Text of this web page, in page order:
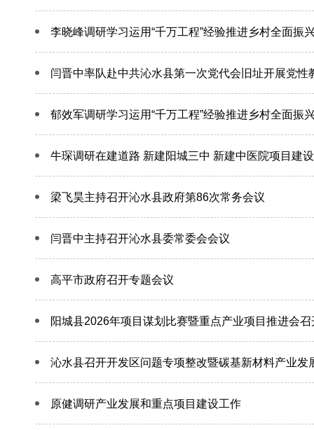
李晓峰调研学习运用“千万工程”经验推进乡村全面振
闫晋中率队赴中共沁水县第一次党代会旧址开展党性
郁效军调研学习运用“千万工程”经验推进乡村全面振
牛琛调研在建道路 新建阳城三中 新建中医院项目建设
梁飞昊主持召开沁水县政府第86次常务会议
闫晋中主持召开沁水县委常委会会议
高平市政府召开专题会议
阳城县2026年项目谋划比赛暨重点产业项目推进会召
沁水县召开开发区问题专项整改暨碳基新材料产业发
原健调研产业发展和重点项目建设工作